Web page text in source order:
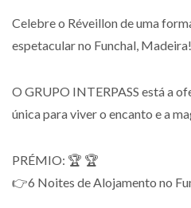
Celebre o Réveillon de uma
espetacular no Funchal, Madeira!
O GRUPO INTERPASS está a
única para viver o encanto e a
PRÉMIO: 🏆 🏆
👉6 Noites de Alojamento no